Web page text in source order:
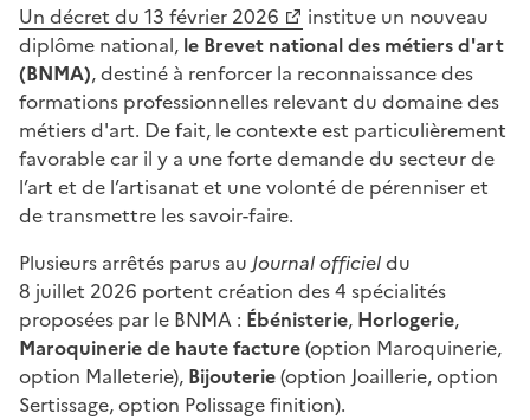
Un décret du 13 février 2026
institue un nouveau
diplôme national, le Brevet national des métiers d'art
(BNMA), destiné à renforcer la reconnaissance des
formations professionnelles relevant du domaine des
métiers d'art. De fait, le contexte est particulièrement
favorable car il y a une forte demande du secteur de
l’art et de l’artisanat et une volonté de pérenniser et
de transmettre les savoir-faire.
Plusieurs arrêtés parus au Journal officieldu
8 juillet 2026 portent création des 4 spécialités
proposées par le BNMA : Ébénisterie, Horlogerie,
Maroquinerie de haute facture(option Maroquinerie,
option Malleterie), Bijouterie(option Joaillerie, option
Sertissage, option Polissage finition).